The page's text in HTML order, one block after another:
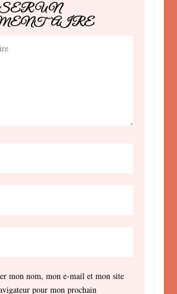
UN
mon nom, mon e-mail et mon site
pour mon prochain